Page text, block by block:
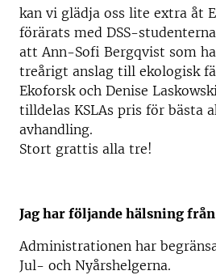
kan vi glädja oss lite extra åt
förärats med DSS-
att Ann-Sofi Bergqvist som
treårigt anslag till ekologisk
Ekoforsk och Denise
tilldelas KSLAs pris för bästa
avhandling.
Stort grattis alla tre!
Jag har följande hälsning
Administrationen har
Jul- och Nyårshelgerna.